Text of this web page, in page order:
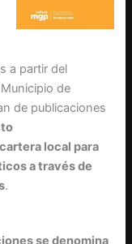
a partir del
de
de publicaciones
local para
a través de
.
se denomina